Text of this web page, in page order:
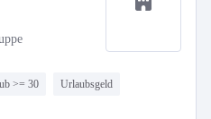
>= 30 Urlaubsgeld